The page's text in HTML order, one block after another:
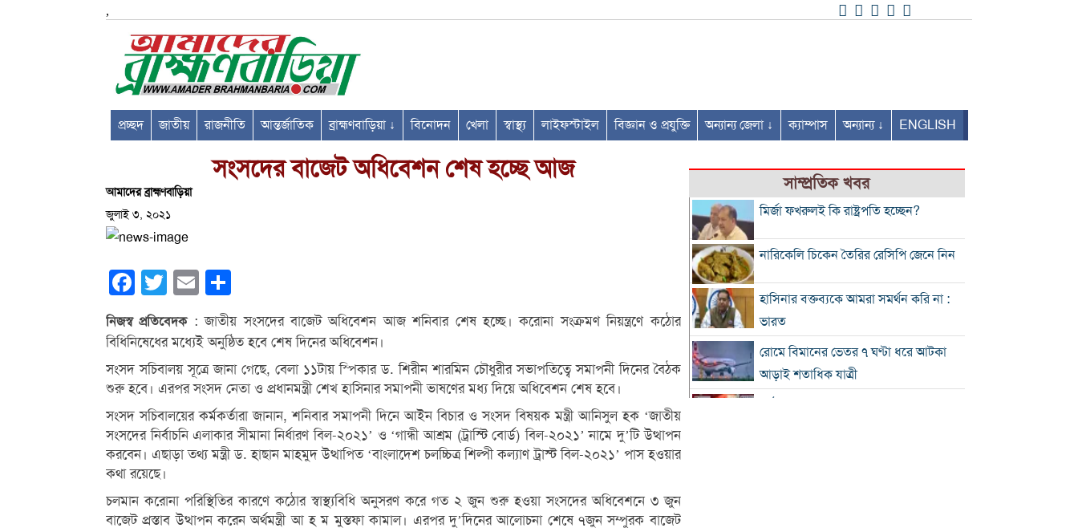
,
প্রচ্ছদ জাতীয় রাজনীতি আন্তর্জাতিক ব্রাহ্মণবাড়িয়া ↓ বিনোদন খেলা স্বাস্থ্য লাইফস্টাইল বিজ্ঞান ও প্রযুক্তি অন্যান্য জেলা ↓ ক্যাম্পাস অন্যান্য ↓ ENGLISH
সংসদের বাজেট অধিবেশন শেষ হচ্ছে আজ
আমাদের ব্রাহ্মণবাড়িয়া
জুলাই ৩, ২০২১
Facebook
Twitter Email
নিজস্ব প্রতিবেদক: জাতীয় সংসদের বাজেট অধিবেশন আজ শনিবার শেষ হচ্ছে। করোনা সংক্রমণ নিয়ন্ত্রণে কঠোর
বিধিনিষেধের মধ্যেই অনুষ্ঠিত হবে শেষ দিনের অধিবেশন।
সংসদ সচিবালয় সূত্রে জানা গেছে, বেলা ১১টায় স্পিকার ড. শিরীন শারমিন চৌধুরীর সভাপতিত্বে সমাপনী দিনের বৈঠক
শুরু হবে। এরপর সংসদ নেতা ও প্রধানমন্ত্রী শেখ হাসিনার সমাপনী ভাষণের মধ্য দিয়ে অধিবেশন শেষ হবে।
সংসদ সচিবালয়ের কর্মকর্তারা জানান, শনিবার সমাপনী দিনে আইন বিচার ও সংসদ বিষয়ক মন্ত্রী আনিসুল হক ‘জাতীয়
সংসদের নির্বাচনি এলাকার সীমানা নির্ধারণ বিল-২০২১’ ও ‘গান্ধী আশ্রম (ট্রাস্টি বোর্ড) বিল-২০২১’ নামে দু’টি উত্থাপন
করবেন। এছাড়া তথ্য মন্ত্রী ড. হাছান মাহমুদ উত্থাপিত ‘বাংলাদেশ চলচ্চিত্র শিল্পী কল্যাণ ট্রাস্ট বিল-২০২১’ পাস হওয়ার
কথা রয়েছে।
চলমান করোনা পরিস্থিতির কারণে কঠোর স্বাস্থ্যবিধি অনুসরণ করে গত ২ জুন শুরু হওয়া সংসদের অধিবেশনে ৩ জুন
বাজেট প্রস্তাব উত্থাপন করেন অর্থমন্ত্রী আ হ ম মুস্তফা কামাল। এরপর দু’দিনের আলোচনা শেষে ৭জুন সম্পুরক বাজেট
সাম্প্রতিক খবর
মির্জা ফখরুলই কি রাষ্ট্রপতি হচ্ছেন?
নারিকেলি চিকেন তৈরির রেসিপি জেনে নিন
হাসিনার বক্তব্যকে আমরা সমর্থন করি না :
ভারত
রোমে বিমানের ভেতর ৭ ঘণ্টা ধরে আটকা
আড়াই শতাধিক যাত্রী